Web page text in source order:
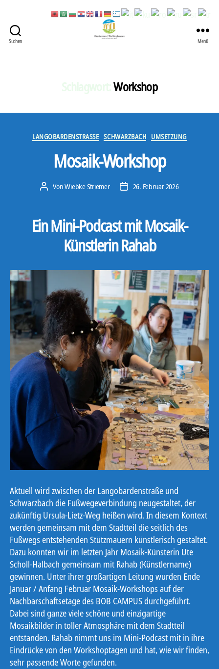
Suchen
Stadt
Menü
Workshop
Kategorien
LANGOBARDENSTRASSE SCHWARZBACH UMSETZUNG
Mosaik-Workshop
Beitragsautor
VonWiebke Striemer Veröffentlichungsdatum
26. Februar 2026
Ein Mini-Podcast mit Mosaik-
Künstlerin Rahab
Aktuell wird zwischen der Langobardenstraße und
Schwarzbach die Fußwegeverbindung neugestaltet, der
zukünftig Ursula-Lietz-Weg heißen wird. In diesem Kontext
werden gemeinsam mit dem Stadtteil die seitlich des
Fußwegs entstehenden Stützmauern künstlerisch gestaltet.
Dazu konnten wir im letzten Jahr Mosaik-Künsterin Ute
Scholl-Halbach gemeinsam mit Rahab (Künstlername)
gewinnen. Unter ihrer großartigen Leitung wurden Ende
Januar / Anfang Februar Mosaik-Workshops auf der
Nachbarschaftsetage des BOB CAMPUS durchgeführt.
Dabei sind ganze viele schöne und einzigartige
Mosaikbilder in toller Atmosphäre mit dem Stadtteil
entstanden. Rahab nimmt uns im Mini-Podcast mit in ihre
Eindrücke von den Workshoptagen und hat, wie wir finden,
sehr passende Worte gefunden.